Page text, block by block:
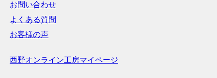
お問い合わせ
よくある質問
お客様の声
西野オンライン工房マイページ